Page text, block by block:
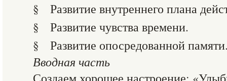
§ Развитие внутреннего плана
§ Развитие чувства времени.
§ Развитие опосредованной
Вводная часть